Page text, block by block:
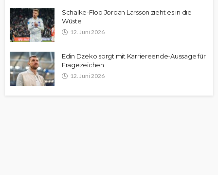
Schalke-Flop Jordan Larsson zieht es in die
Wüste
12. Juni 2026
Edin Dzeko sorgt mit Karriereende-Aussage für
Fragezeichen
12. Juni 2026